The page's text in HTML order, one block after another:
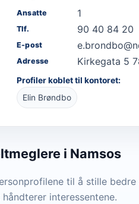
Ansatte 1
Tlf. 90 40 84 20
E-post
Adresse Kirkegata 5
Profiler koblet til kontoret:
Elin Brøndbo
i Namsos
til å stille
interessentene.